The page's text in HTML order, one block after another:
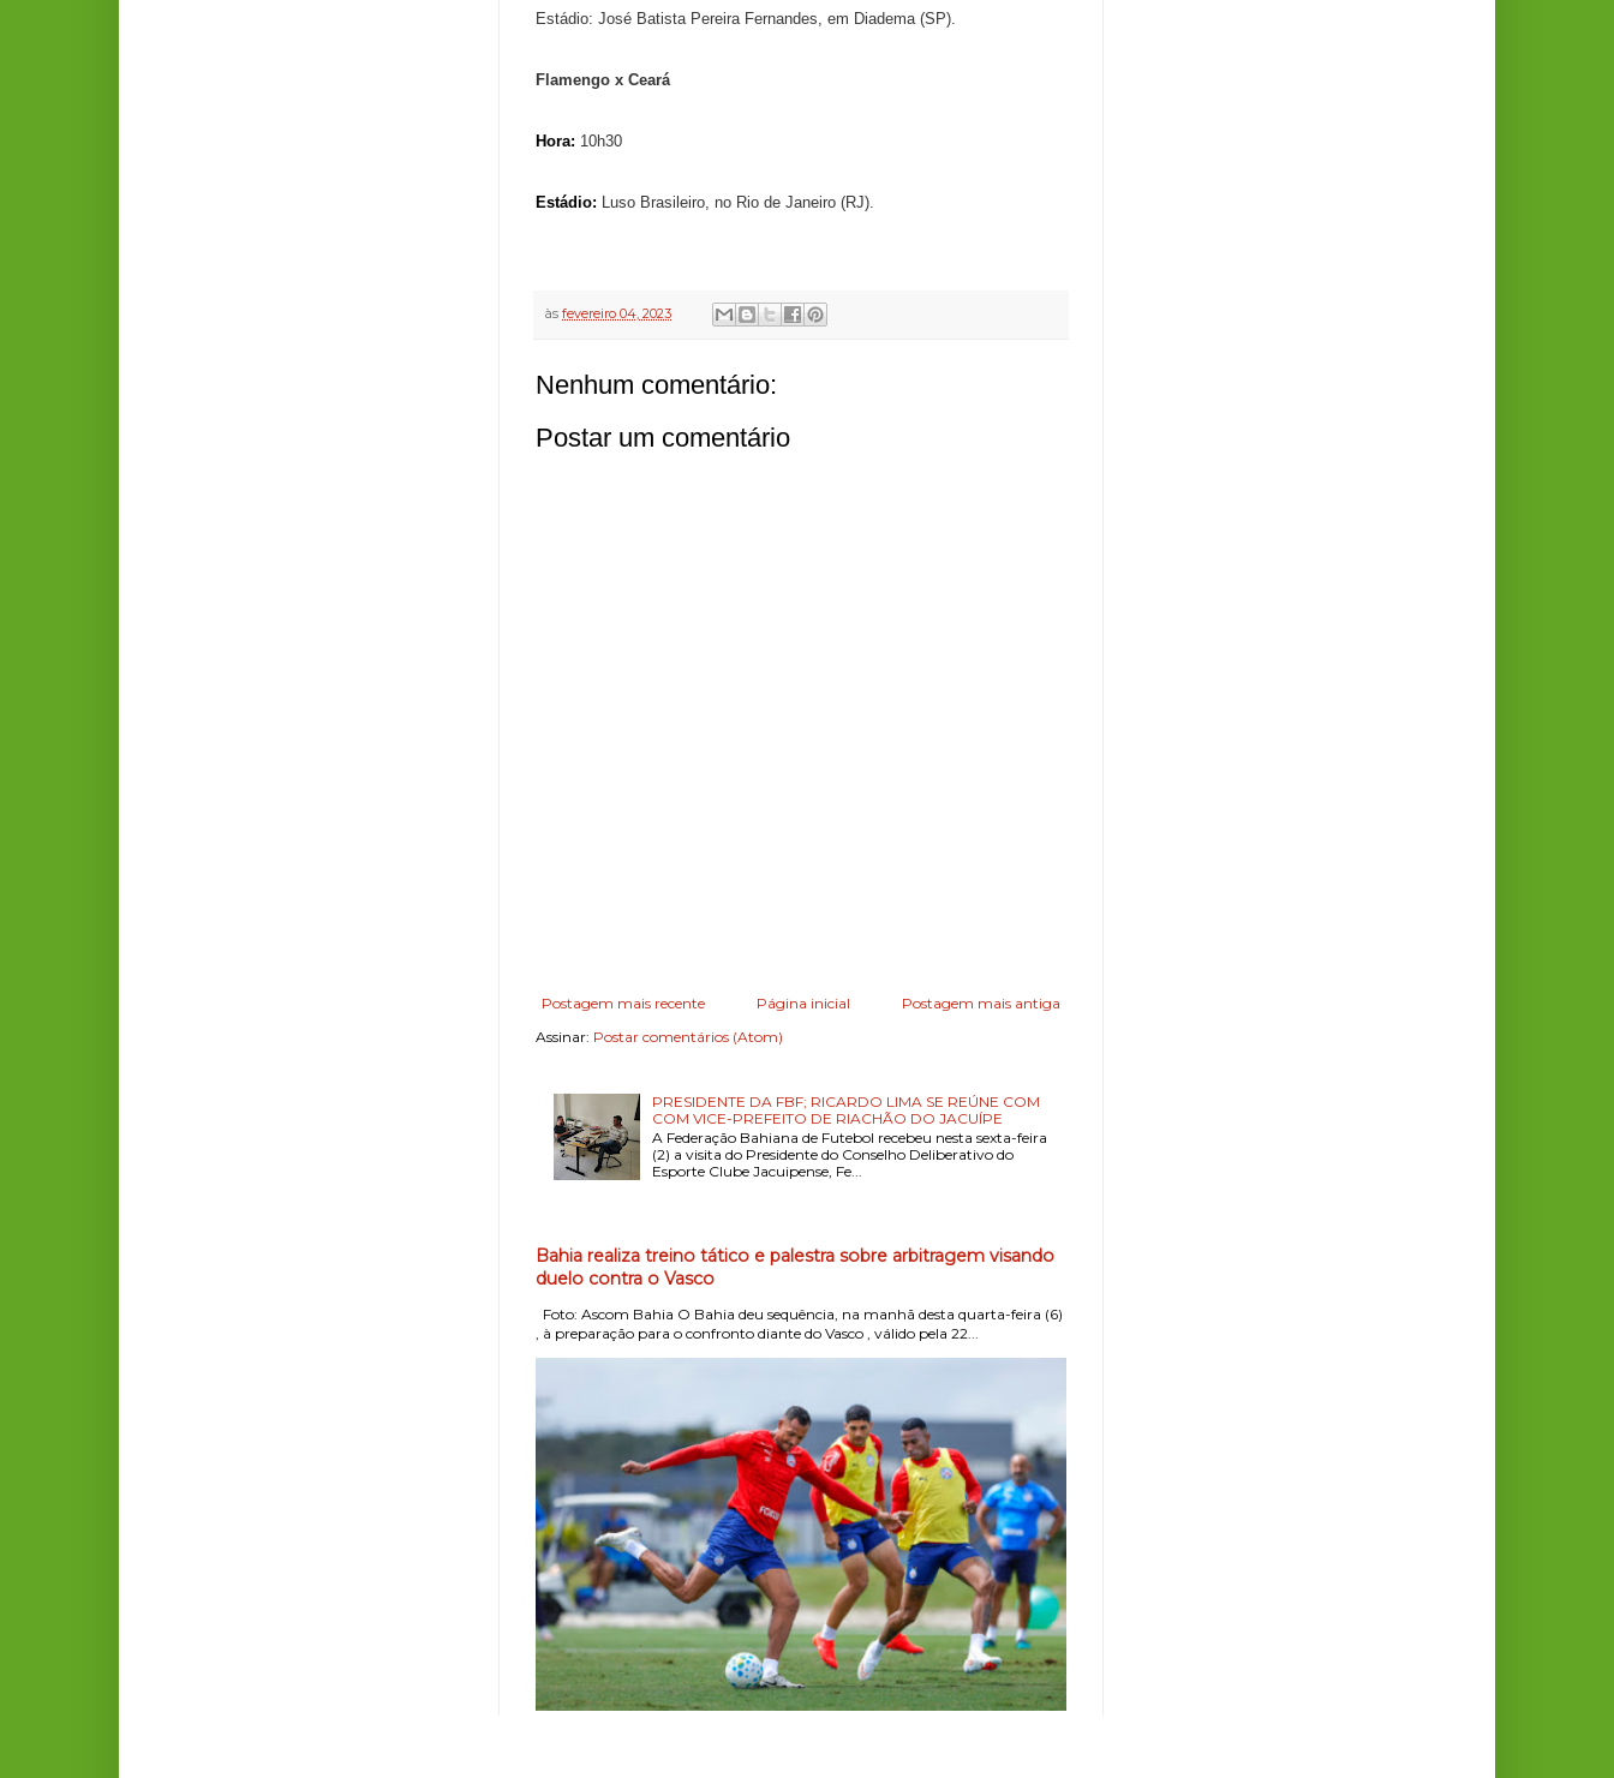
Estádio: José Batista Pereira Fernandes, em Diadema (SP).
Flamengo x Ceará
Hora: 10h30
Estádio: Luso Brasileiro, no Rio de Janeiro (RJ).
às fevereiro 04, 2023
Nenhum comentário:
Postar um comentário
Postagem mais recente Postagem mais antiga
Página inicial
Assinar: Postar comentários (Atom)
PRESIDENTE DA FBF; RICARDO LIMA SE REÚNE COM
COM VICE-PREFEITO DE RIACHÃO DO JACUÍPE
A Federação Bahiana de Futebol recebeu nesta sexta-feira
(2) a visita do Presidente do Conselho Deliberativo do
Esporte Clube Jacuipense, Fe...
Bahia realiza treino tático e palestra sobre arbitragem visando
duelo contra o Vasco
Foto: Ascom Bahia O Bahia deu sequência, na manhã desta quarta-feira (6)
, à preparação para o confronto diante do Vasco , válido pela 22...